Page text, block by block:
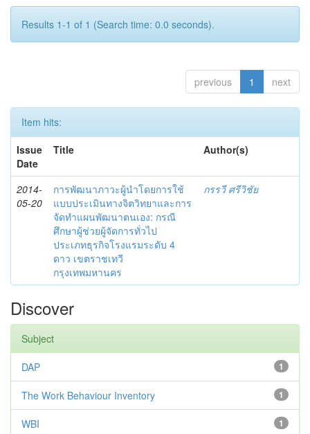
Results 1-1 of 1 (Search time: 0.0 seconds).
previous 1 next
Item hits:
Issue
Date
Title Author(s)
2014-
05-20
การพัฒนาภาวะผู้นำโดยการใช้
แบบประเมินทางจิตวิทยาและการ
จัดทำแผนพัฒนาตนเอง: กรณี
ศึกษาผู้ช่วยผู้จัดการทั่วไป
ประเภทธุรกิจโรงแรมระดับ 4
ดาว เขตราชเทวี
กรุงเทพมหานคร
กรรวี ศรีวิชัย
Discover
Subject
1
DAP
1
The Work Behaviour Inventory
1
WBI